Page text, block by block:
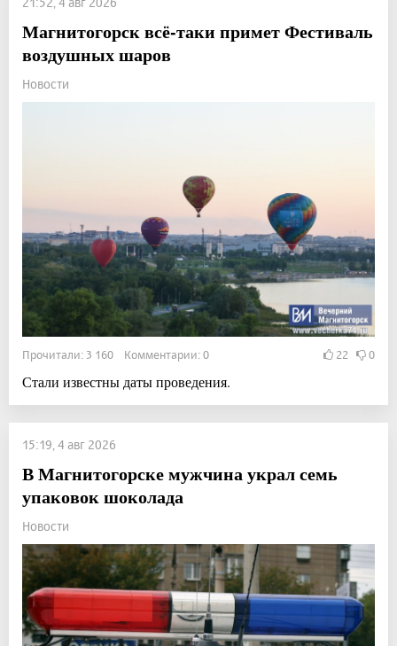
Магнитогорск всё-таки примет Фестиваль
воздушных шаров
Новости
Прочитали: 3 160 Комментарии: 0 22 0
Стали известны даты проведения.
15:19, 4 авг 2026
В Магнитогорске мужчина украл семь
упаковок шоколада
Новости